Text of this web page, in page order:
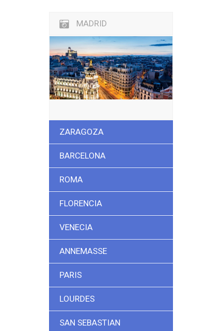
MADRID
ZARAGOZA
BARCELONA
ROMA
FLORENCIA
VENECIA
ANNEMASSE
PARIS
LOURDES
SAN SEBASTIAN